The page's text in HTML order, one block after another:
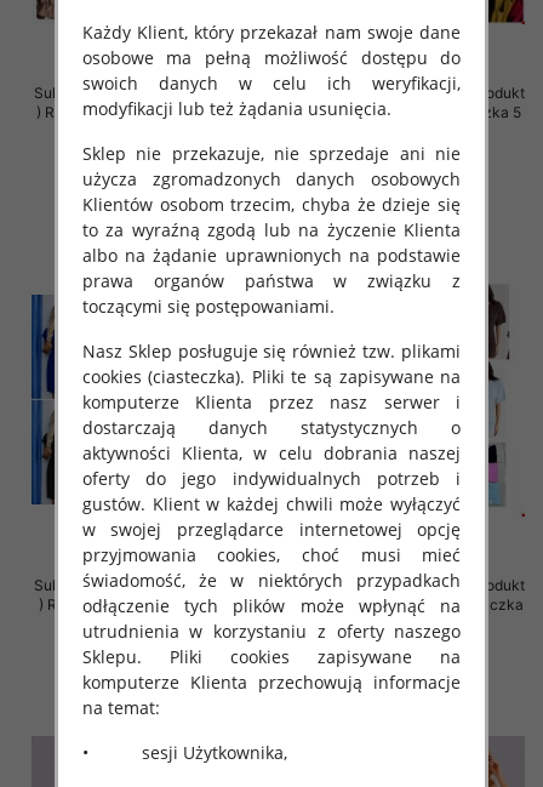
Sukienki damskie (Polska produkt
) Roz Standard, Mix Kolor Paczka
36.00 zł
szczegóły
Sukienki damskie (Polska produkt
) Roz 38-44, Mix Kolor Paczka 5
36.00 zł
szczegóły
Sukienki damskie (Polska produkt
) Roz 36-42, Mix Kolor Paczka 5
szt
26.00 zł
szczegóły
Sukienki damskie (Polska produkt
) Roz Standard, Mix Kolor Paczka
39.00 zł
szczegóły
Każdy Klient, który przekazał nam swoje dane
osobowe ma pełną możliwość dostępu do
swoich danych w celu ich weryfikacji,
modyfikacji lub też żądania usunięcia.
Sklep nie przekazuje, nie sprzedaje ani nie
użycza zgromadzonych danych osobowych
Klientów osobom trzecim, chyba że dzieje się
to za wyraźną zgodą lub na życzenie Klienta
albo na żądanie uprawnionych na podstawie
prawa organów państwa w związku z
toczącymi się postępowaniami.
Nasz Sklep posługuje się również tzw. plikami
cookies (ciasteczka). Pliki te są zapisywane na
komputerze Klienta przez nasz serwer i
dostarczają danych statystycznych o
aktywności Klienta, w celu dobrania naszej
oferty do jego indywidualnych potrzeb i
gustów. Klient w każdej chwili może wyłączyć
w swojej przeglądarce internetowej opcję
przyjmowania cookies, choć musi mieć
świadomość, że w niektórych przypadkach
odłączenie tych plików może wpłynąć na
utrudnienia w korzystaniu z oferty naszego
Sklepu. Pliki cookies zapisywane na
komputerze Klienta przechowują informacje
na temat:
• sesji Użytkownika,